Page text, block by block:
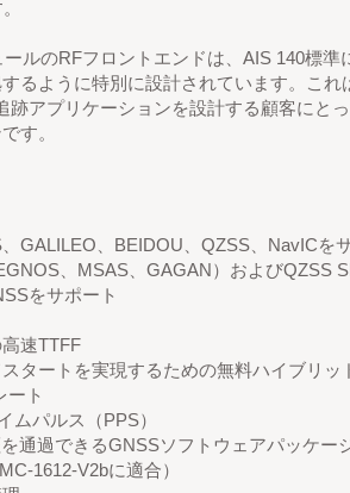
ルのRFフロントエンドは、AIS 140標準
るように特別に設計されています。これ
跡アプリケーションを設計する顧客にと
す。
GALILEO、BEIDOU、QZSS、NavICを
、MSAS、GAGAN）およびQZSS
をサポート
速TTFF
タートを実現するための無料ハイブリッ
ート
ムパルス（PPS）
通過できるGNSSソフトウェアパッケー
1612-V2bに適合）